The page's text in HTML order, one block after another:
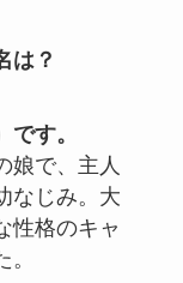
は？
す。
娘で、主人
なじみ。大
性格のキャ